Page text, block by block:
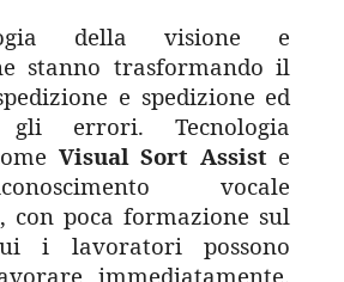
della visione e
stanno trasformando il
e spedizione ed
gli errori. Tecnologia
Visual Sort Assist e
vocale
con poca formazione sul
i lavoratori possono
immediatamente.